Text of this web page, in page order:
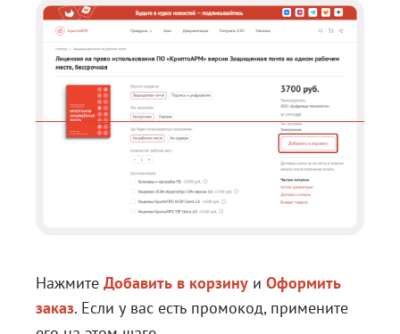
Нажмите Добавить в корзину и Оформить
заказ. Если у вас есть промокод, примените